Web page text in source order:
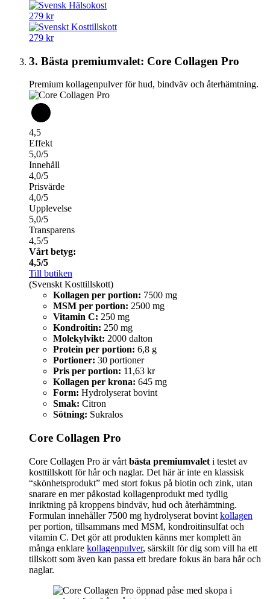
279 kr
279 kr
3. Bästa premiumvalet: Core Collagen Pro
Premium kollagenpulver för hud, bindväv och återhämtning.
4,5
Effekt
5,0/5
Innehåll
4,0/5
Prisvärde
4,0/5
Upplevelse
5,0/5
Transparens
4,5/5
Vårt betyg:
4,5/5
Till butiken
(Svenskt Kosttillskott)
Kollagen per portion: 7500 mg
MSM per portion: 2500 mg
Vitamin C: 250 mg
Kondroitin: 250 mg
Molekylvikt: 2000 dalton
Protein per portion: 6,8 g
Portioner: 30 portioner
Pris per portion: 11,63 kr
Kollagen per krona: 645 mg
Form: Hydrolyserat bovint
Smak: Citron
Sötning: Sukralos
Core Collagen Pro
Core Collagen Pro är vårt bästa premiumvalet i testet av
kosttillskott för hår och naglar. Det här är inte en klassisk
“skönhetsprodukt” med stort fokus på biotin och zink, utan
snarare en mer påkostad kollagenprodukt med tydlig
inriktning på kroppens bindväv, hud och återhämtning.
Formulan innehåller 7500 mg hydrolyserat bovint kollagen
per portion, tillsammans med MSM, kondroitinsulfat och
vitamin C. Det gör att produkten känns mer komplett än
många enklare kollagenpulver, särskilt för dig som vill ha ett
tillskott som även kan passa ett bredare fokus än bara hår och
naglar.